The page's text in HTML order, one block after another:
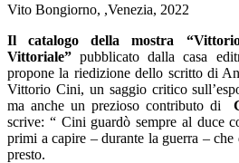
Vito Bongiorno, ,Venezia, 2022
Il catalogo della mostra
Vittoriale”pubblicato dalla casa
propone la riedizione dello scritto di
Vittorio Cini, un saggio critico
ma anche un prezioso contributo di
scrive: “Cini guardò sempre al duce
primi a capire – durante la guerra –
presto.